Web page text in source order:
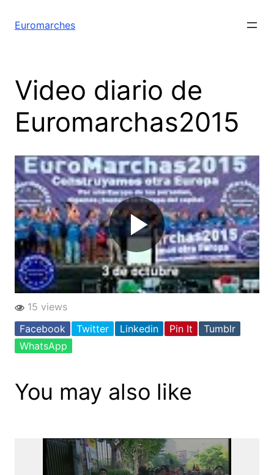
Euromarches
Video diario de
Euromarchas2015
15 views
Facebook
Twitter Linkedin Pin It
Tumblr
WhatsApp
You may also like